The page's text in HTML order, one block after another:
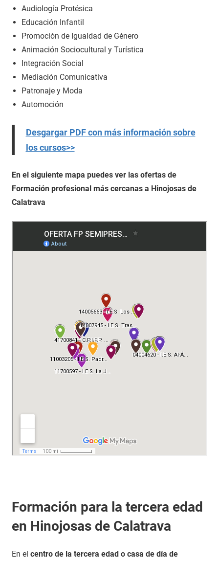
Audiología Protésica
Educación Infantil
Promoción de Igualdad de Género
Animación Sociocultural y Turística
Integración Social
Mediación Comunicativa
Patronaje y Moda
Automoción
Desgargar PDF con más información sobre
los cursos>>
En el siguiente mapa puedes ver las ofertas de
Formación profesional más cercanas a Hinojosas de
Calatrava
Formación para la tercera edad
en Hinojosas de Calatrava
En el centro de la tercera edad o casa de día de